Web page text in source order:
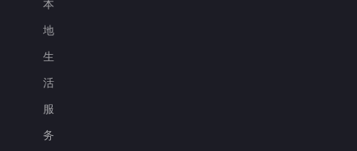
本
地
生
活
服
务